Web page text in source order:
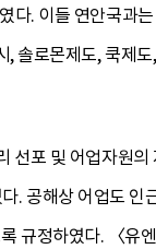
다. 이들 연안국과
솔로몬제도, 쿡제
선포 및 어업자원
. 공해상 어업도 인
규정하였다. 〈유